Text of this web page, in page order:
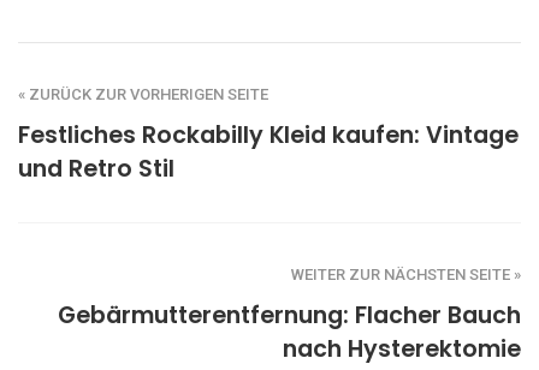
« ZURÜCK ZUR VORHERIGEN SEITE
Festliches Rockabilly Kleid kaufen: Vintage
und Retro Stil
WEITER ZUR NÄCHSTEN SEITE »
Gebärmutterentfernung: Flacher Bauch
nach Hysterektomie